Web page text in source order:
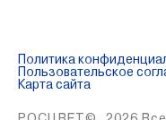
Политика
Пользовательское
Карта сайта